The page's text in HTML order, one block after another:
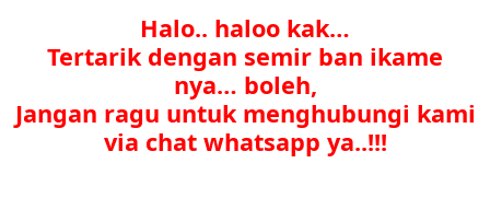
Halo.. haloo kak…
Tertarik dengan semir ban ikame
nya… boleh,
Jangan ragu untuk menghubungi kami
via chat whatsapp ya..!!!